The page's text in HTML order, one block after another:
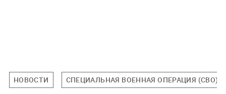
НОВОСТИ СПЕЦИАЛЬНАЯ ВОЕННАЯ ОПЕРАЦИЯ (СВО)